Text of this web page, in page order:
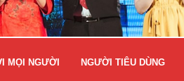
MỌI NGƯỜI NGƯỜI TIÊU DÙNG